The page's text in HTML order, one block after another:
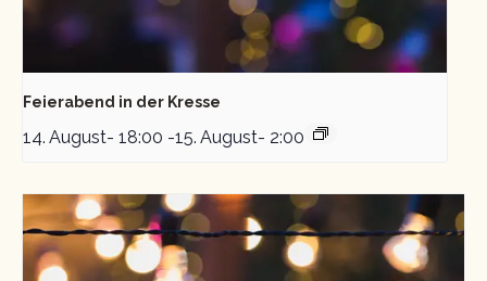
Feierabend in der Kresse
14. August- 18:00 -15. August- 2:00